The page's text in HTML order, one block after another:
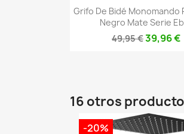
Vista rápida
Grifo De Bidé Monomando
Negro Mate Serie
49,95 €39,96 €
16 otros
-20%